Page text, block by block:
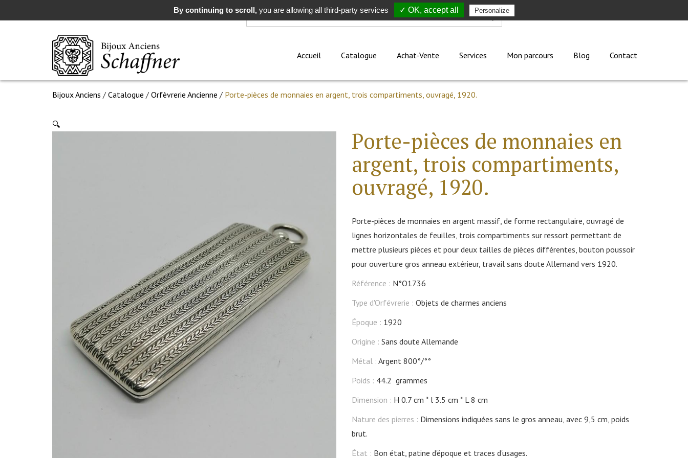
Rechercher
Accueil Catalogue Achat-Vente Services Mon parcours Blog Contact
Bijoux Anciens / Catalogue / Orfèvrerie Ancienne / Porte-pièces de monnaies en argent, trois compartiments, ouvragé, 1920.
🔍
Porte-pièces de monnaies en
argent, trois compartiments,
ouvragé, 1920.
Porte-pièces de monnaies en argent massif, de forme rectangulaire, ouvragé de
lignes horizontales de feuilles, trois compartiments sur ressort permettant de
mettre plusieurs pièces et pour deux tailles de pièces différentes, bouton poussoir
pour ouverture gros anneau extérieur, travail sans doute Allemand vers 1920.
Référence : N°O1736
Type d'Orfévrerie : Objets de charmes anciens
Époque : 1920
Origine : Sans doute Allemande
Métal : Argent 800°/°°
Poids : 44.2 grammes
Dimension : H 0.7 cm l 3.5 cm
L 8 cm
Nature des pierres : Dimensions indiquées sans le gros anneau, avec 9,5 cm, poids
brut.
État : Bon état, patine d'époque et traces d'usages.
By continuing to scroll,you are allowing all third-party services ✓ OK, accept all Personalize